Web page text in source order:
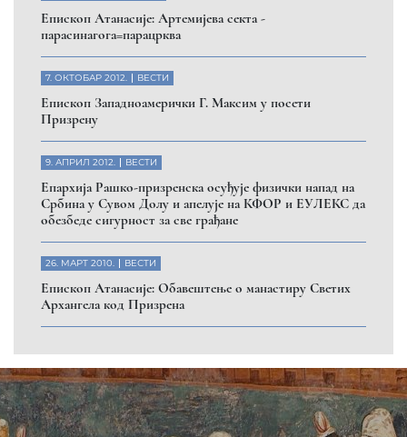
Eпископ Атанасије: Артемијева секта -
парасинагога=парацрква
7. ОКТОБАР 2012. ВЕСТИ
Eпископ Западноамерички Г. Максим у посети
Призрену
9. АПРИЛ 2012. ВЕСТИ
Eпархија Рашко-призренска осуђује физички напад на
Србина у Сувом Долу и апелује на КФОР и ЕУЛЕКС да
обезбеде сигурност за све грађане
26. МАРТ 2010. ВЕСТИ
Eпископ Атанасије: Обавештење о манастиру Светих
Архангела код Призрена